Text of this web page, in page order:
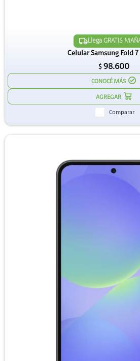
Llega GRATIS
Celular Samsung Fold 7
$ 98.600
CONOCÉ MÁS
Comparar